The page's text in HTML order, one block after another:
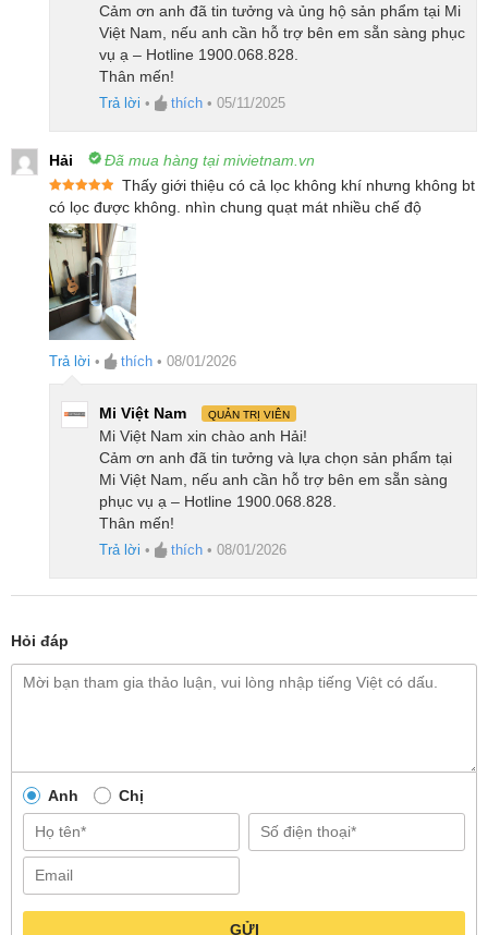
Làm mát mạnh mẽ với góc xoay linh hoạt
Thiết kế khí động học cùng khe gió siêu nhỏ 2mm
giúp Lumias T08 Pro tạo luồng không khí mát lạnh,
Cảm ơn anh đã tin tưởng và ủng hộ sản phẩm tại Mi
Việt Nam, nếu anh cần hỗ trợ bên em sẵn sàng phục
vụ ạ – Hotline 1900.068.828.
Thân mến!
Trả lời • thích • 05/11/2025
Hải Đã mua hàng tại mivietnam.vn
Được xếp
hạng55
sao
Thấy giới thiệu có cả lọc không khí nhưng không bt
có lọc được không. nhìn chung quạt mát nhiều chế độ
Trả lời • thích • 08/01/2026
Mi Việt Nam QUẢN TRỊ VIÊN
Mi Việt Nam xin chào anh Hải!
Cảm ơn anh đã tin tưởng và lựa chọn sản phẩm tại
Mi Việt Nam, nếu anh cần hỗ trợ bên em sẵn sàng
phục vụ ạ – Hotline 1900.068.828.
Thân mến!
Trả lời • thích • 08/01/2026
Hỏi đáp
Anh Chị
GỬI